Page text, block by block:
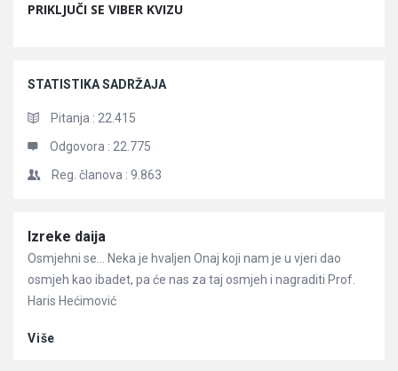
PRIKLJUČI SE VIBER KVIZU
STATISTIKA SADRŽAJA
Pitanja : 22.415
Odgovora : 22.775
Reg. članova : 9.863
Članci
Izreke daija
Osmjehni se… Neka je hvaljen Onaj koji nam je u vjeri dao
osmjeh kao ibadet, pa će nas za taj osmjeh i nagraditi Prof.
Haris Hećimović
Više